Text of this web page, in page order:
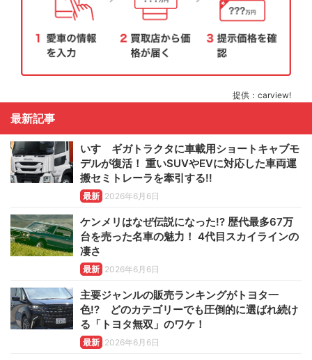
提供：carview!
最新記事
いすゞギガトラクタに車載用ショートキャブモ
デルが復活！ 重いSUVやEVに対応した車両運
搬セミトレーラを牽引する!!
最新 2026年6月6日
ケンメリはなぜ伝説になった!? 歴代最多67万
台を売った名車の魅力！ 4代目スカイラインの
凄さ
最新 2026年6月6日
主要ジャンルの販売ランキングがトヨタ一
色!? どのカテゴリーでも圧倒的に選ばれ続け
る「トヨタ無双」のワケ！
最新 2026年6月6日